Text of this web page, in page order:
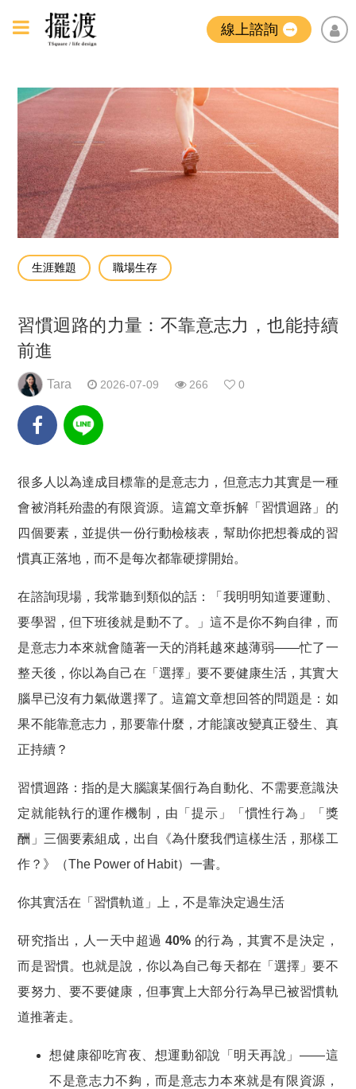
線上諮詢
生涯難題 職場生存
習慣迴路的力量：不靠意志力，也能持續
前進
Tara 2026-07-09 266 0
很多人以為達成目標靠的是意志力，但意志力其實是一種
會被消耗殆盡的有限資源。這篇文章拆解「習慣迴路」的
四個要素，並提供一份行動檢核表，幫助你把想養成的習
慣真正落地，而不是每次都靠硬撐開始。
在諮詢現場，我常聽到類似的話：「我明明知道要運動、
要學習，但下班後就是動不了。」這不是你不夠自律，而
是意志力本來就會隨著一天的消耗越來越薄弱——忙了一
整天後，你以為自己在「選擇」要不要健康生活，其實大
腦早已沒有力氣做選擇了。這篇文章想回答的問題是：如
果不能靠意志力，那要靠什麼，才能讓改變真正發生、真
正持續？
習慣迴路 ：指的是大腦讓某個行為自動化、不需要意識決
定就能執行的運作機制，由「提示」「慣性行為」「獎
酬」三個要素組成，出自《為什麼我們這樣生活，那樣工
作？》（The Power of Habit）一書。
你其實活在「習慣軌道」上，不是靠決定過生活
研究指出， 人一天中超過 40% 的行為，其實不是決定，
而是習慣。也就是說，你以為自己每天都在「選擇」要不
要努力、要不要健康，但事實上大部分行為早已被習慣軌
道推著走。
想健康卻吃宵夜、想運動卻說「明天再說」——這
不是意志力不夠，而是意志力本來就是有限資源 ，